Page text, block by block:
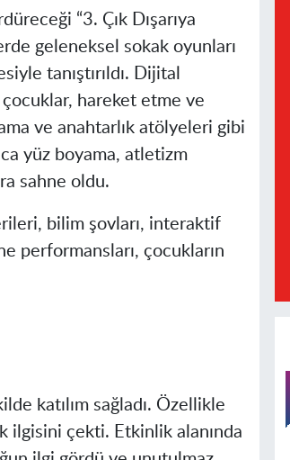
“3. Çık Dışarıya
geleneksel sokak oyunları
tanıştırıldı. Dijital
hareket etme ve
ve anahtarlık atölyeleri gibi
yüz boyama, atletizm
sahne oldu.
bilim şovları, interaktif
performansları, çocukların
katılım sağladı. Özellikle
ilgisini çekti. Etkinlik alanında